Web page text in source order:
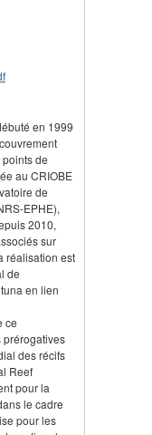
en 1999
de
au CRIOBE
de
EPHE),
2010,
sur
réalisation est
de
en lien
ce
prérogatives
des récifs
Reef
pour la
le cadre
pour les